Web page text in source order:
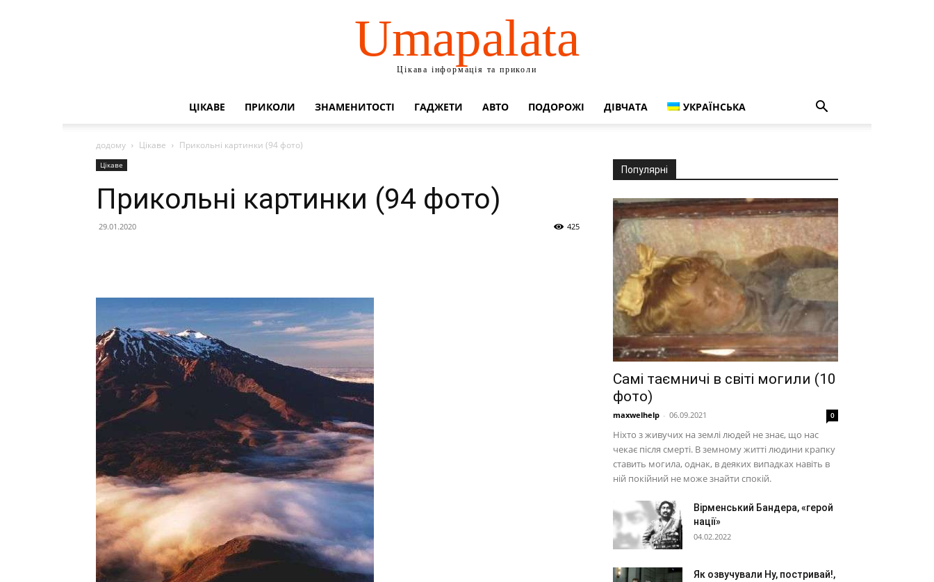
Umapalata
Цікава інформація та приколи
ЦІКАВЕ ПРИКОЛИ ЗНАМЕНИТОСТІ ГАДЖЕТИ АВТО ПОДОРОЖІ ДІВЧАТА УКРАЇНСЬКА
додому Цікаве Прикольні картинки (94 фото)
Цікаве
Прикольні картинки (94 фото)
29.01.2020 425
Популярні
Самі таємничі в світі могили (10
фото)
maxwelhelp - 06.09.2021 0
Ніхто з живучих на землі людей не знає, що нас
чекає після смерті. В земному житті людини крапку
ставить могила, однак, в деяких випадках навіть в
ній покійний не може знайти спокій.
Вірменський Бандера, «герой
нації»
04.02.2022
Як озвучували Ну, постривай!,